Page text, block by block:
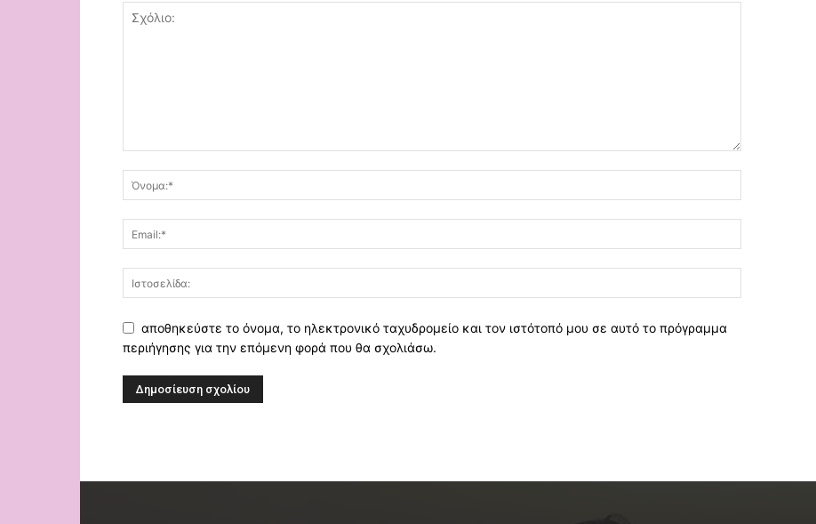
αποθηκεύστε το όνομα, το ηλεκτρονικό ταχυδρομείο και τον ιστότοπό μου σε αυτό το πρόγραμμα
περιήγησης για την επόμενη φορά που θα σχολιάσω.